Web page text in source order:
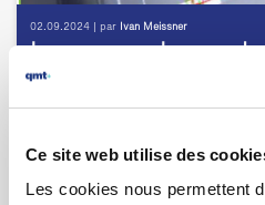
Ce site web utilise des
Les cookies nous permettent
02.09.2024 | par Ivan Meissner
La mesure de
nouvelle génération